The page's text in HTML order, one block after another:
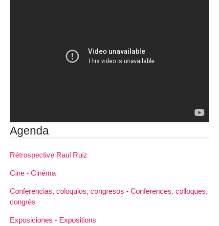
Agenda
Rétrospective Raul Ruiz
Cine - Cinéma
Conferencias, coloquios, congresos - Conferences, colloques,
congrès
Exposiciones - Expositions